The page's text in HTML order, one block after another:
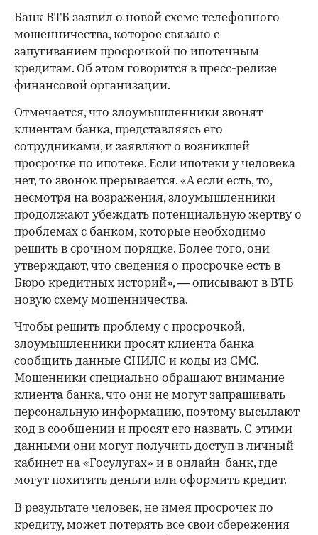
Банк ВТБ заявил о новой схеме телефонного
мошенничества, которое связано с
запугиванием просрочкой по ипотечным
кредитам. Об этом говорится в пресс-релизе
финансовой организации.
Отмечается, что злоумышленники звонят
клиентам банка, представляясь его
сотрудниками, и заявляют о возникшей
просрочке по ипотеке. Если ипотеки у человека
нет, то звонок прерывается. «А если есть, то,
несмотря на возражения, злоумышленники
продолжают убеждать потенциальную жертву о
проблемах с банком, которые необходимо
решить в срочном порядке. Более того, они
утверждают, что сведения о просрочке есть в
Бюро кредитных историй», — описывают в ВТБ
новую схему мошенничества.
Чтобы решить проблему с просрочкой,
злоумышленники просят клиента банка
сообщить данные СНИЛС и коды из СМС.
Мошенники специально обращают внимание
клиента банка, что они не могут запрашивать
персональную информацию, поэтому высылают
код в сообщении и просят его назвать. С этими
данными они могут получить доступ в личный
кабинет на «Госулугах» и в онлайн-банк, где
могут похитить деньги или оформить кредит.
В результате человек, не имея просрочек по
кредиту, может потерять все свои сбережения